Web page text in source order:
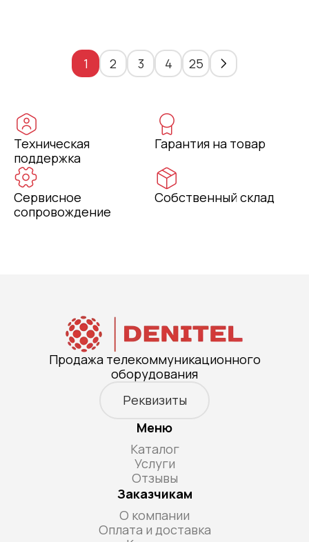
1 2 3 4 25
Техническая
поддержка
Гарантия на товар
Сервисное
сопровождение
Собственный склад
Продажа телекоммуникационного
оборудования
Реквизиты
Меню
Каталог
Услуги
Отзывы
Заказчикам
О компании
Оплата и доставка